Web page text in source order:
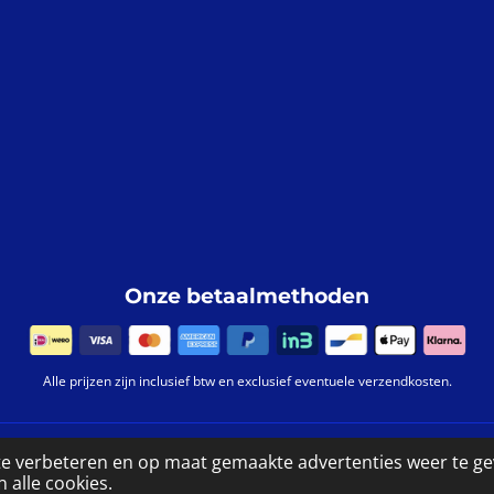
verbeteren en op maat gemaakte advertenties weer te
alle cookies.
Onze betaalmethoden
Alle prijzen zijn inclusief btw en exclusief eventuele verzendkosten.
voorbehouden.